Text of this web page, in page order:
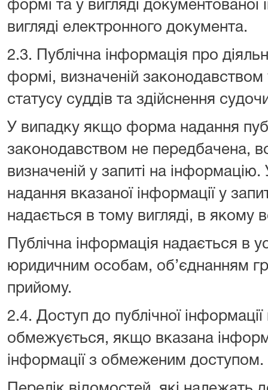
формі та у вигляді документованої
вигляді електронного документа.
2.3. Публічна інформація про
формі, визначеній
статусу суддів та здійснення
У випадку якщо форма надання
законодавством не передбачена,
визначеній у запиті на
надання вказаної інформації у
надається в тому вигляді, в якому
Публічна інформація надається в
юридичним особам, об’єднанням
прийому.
2.4. Доступ до публічної
обмежується, якщо вказана
інформації з обмеженим доступом.